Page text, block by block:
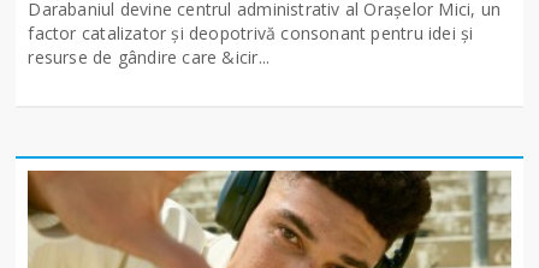
Darabaniul devine centrul administrativ al Orașelor Mici, un
factor catalizator și deopotrivă consonant pentru idei și
resurse de gândire care &icir...